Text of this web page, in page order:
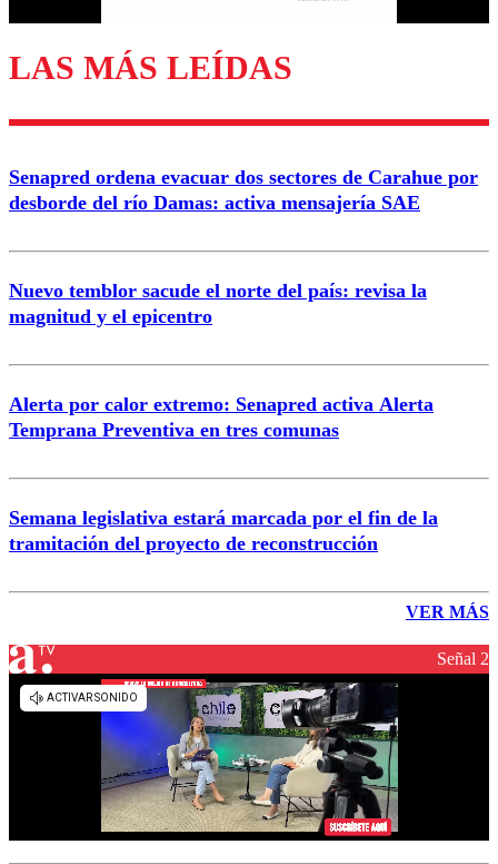
Enviar comentario
LAS MÁS LEÍDAS
Senapred ordena evacuar dos sectores de Carahue por
desborde del río Damas: activa mensajería SAE
Nuevo temblor sacude el norte del país: revisa la
magnitud y el epicentro
Alerta por calor extremo: Senapred activa Alerta
Temprana Preventiva en tres comunas
Semana legislativa estará marcada por el fin de la
tramitación del proyecto de reconstrucción
VER MÁS
Señal 2